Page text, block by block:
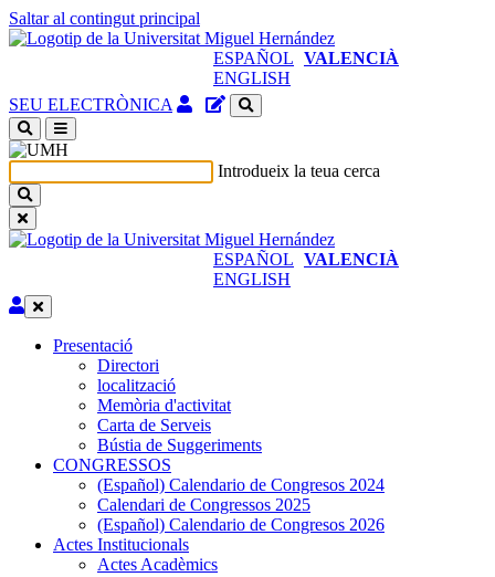
Saltar al contingut principal
ESPAÑOL VALENCIÀ
ENGLISH
SEU ELECTRÒNICA Accés
identificat
en
nova
Gestor
del
lloc
Introdueix la teua cerca
ESPAÑOL VALENCIÀ
ENGLISH
Editar
Presentació
Presentació
Directori
localització
Memòria d'activitat
Carta de Serveis
Bústia de Suggeriments
CONGRESSOS
CONGRESSOS
(Español) Calendario de Congresos 2024
Calendari de Congressos 2025
(Español) Calendario de Congresos 2026
Actes Institucionals
Actes
Actes Acadèmics